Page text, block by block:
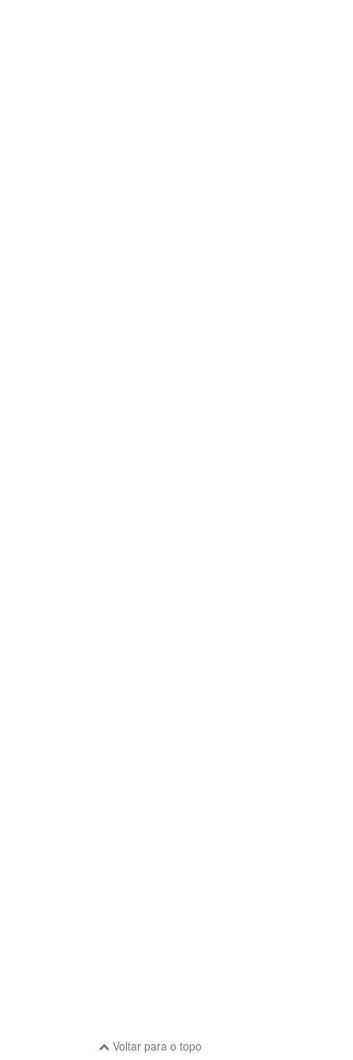
Voltar para o topo